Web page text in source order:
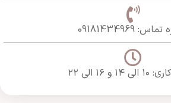
09181434969
۱۶ الی ۲۲